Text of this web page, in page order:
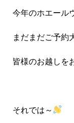
今年のホエール
まだまだご予約
皆様のお越しを
それでは～